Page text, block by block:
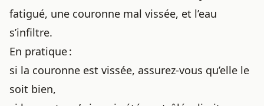
fatigué, une couronne mal vissée, et l’eau
s’infiltre.
En pratique :
si la couronne est vissée, assurez-vous qu’elle le
soit bien,